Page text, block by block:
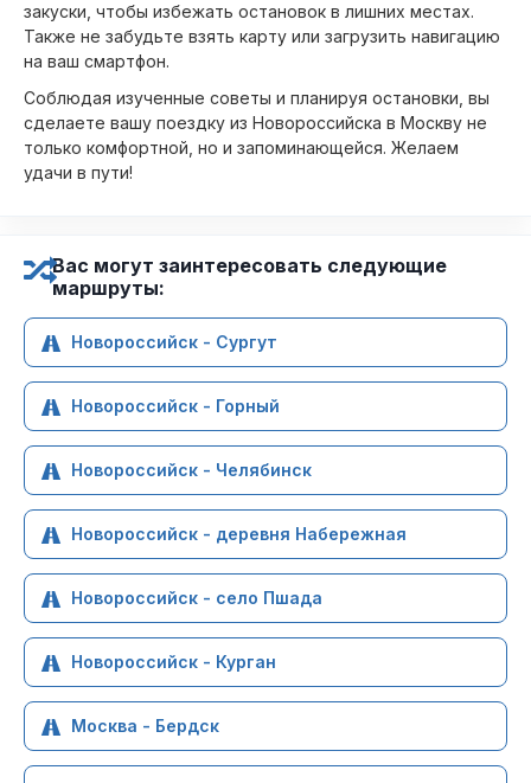
закуски, чтобы избежать остановок в лишних местах.
Также не забудьте взять карту или загрузить навигацию
на ваш смартфон.
Соблюдая изученные советы и планируя остановки, вы
сделаете вашу поездку из Новороссийска в Москву не
только комфортной, но и запоминающейся. Желаем
удачи в пути!
Вас могут заинтересовать следующие
маршруты:
Новороссийск - Сургут
Новороссийск - Горный
Новороссийск - Челябинск
Новороссийск - деревня Набережная
Новороссийск - село Пшада
Новороссийск - Курган
Москва - Бердск